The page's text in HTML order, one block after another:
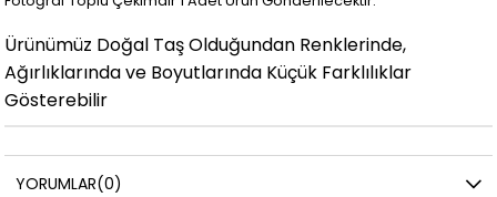
Ürünümüz Doğal Taş Olduğundan Renklerinde,
Ağırlıklarında ve Boyutlarında Küçük Farklılıklar
Gösterebilir
YORUMLAR(0)